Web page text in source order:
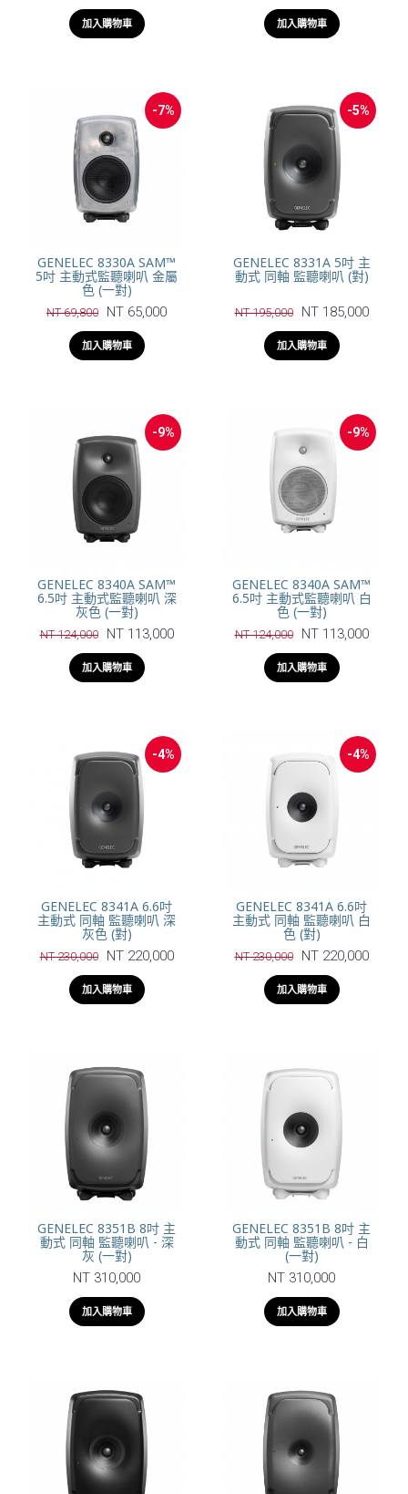
加入購物車 加入購物車
-7%
GENELEC 8330A SAM™
5吋 主動式監聽喇叭 金屬
色 (一對)
NT 69,800 NT 65,000
加入購物車
-5%
GENELEC 8331A 5吋 主
動式 同軸 監聽喇叭 (對)
NT 195,000 NT 185,000
加入購物車
-9%
GENELEC 8340A SAM™
6.5吋 主動式監聽喇叭 深
灰色 (一對)
NT 124,000 NT 113,000
加入購物車
-9%
GENELEC 8340A SAM™
6.5吋 主動式監聽喇叭 白
色 (一對)
NT 124,000 NT 113,000
加入購物車
-4%
GENELEC 8341A 6.6吋
主動式 同軸 監聽喇叭 深
灰色 (對)
NT 230,000 NT 220,000
加入購物車
-4%
GENELEC 8341A 6.6吋
主動式 同軸 監聽喇叭 白
色 (對)
NT 230,000 NT 220,000
加入購物車
GENELEC 8351B 8吋 主
動式 同軸 監聽喇叭 - 深
灰 (一對)
NT 310,000
加入購物車
GENELEC 8351B 8吋 主
動式 同軸 監聽喇叭 - 白
(一對)
NT 310,000
加入購物車